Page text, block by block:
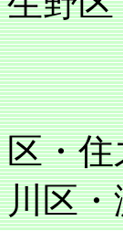
住
区・
川区